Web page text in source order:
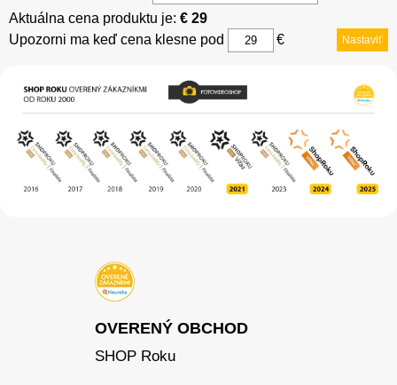
Aktuálna cena produktu je: € 29
Upozorni ma keď cena klesne pod
€ Nastaviť
OVERENÝ OBCHOD
SHOP Roku